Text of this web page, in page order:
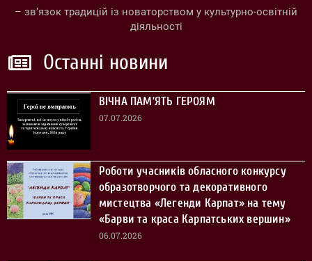
– зв’язок традицій із новаторством у культурно-освітній
діяльності
Останні новини
ВІЧНА ПАМ’ЯТЬ ГЕРОЯМ
07.07.2026
Роботи учасників обласного конкурсу
образотворчого та декоративного
мистецтва «Легенди Карпат» на тему
«Барви та краса Карпатських вершин»
06.07.2026